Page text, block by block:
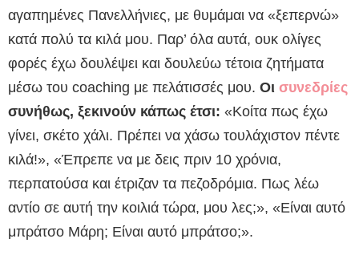
αγαπημένες Πανελλήνιες, με θυμάμαι να «ξεπερνώ»
κατά πολύ τα κιλά μου. Παρ’ όλα αυτά, ουκ ολίγες
φορές έχω δουλέψει και δουλεύω τέτοια ζητήματα
μέσω του coaching με πελάτισσές μου. Οι συνεδρίες
συνήθως, ξεκινούν κάπως έτσι: «Κοίτα πως έχω
γίνει, σκέτο χάλι. Πρέπει να χάσω τουλάχιστον πέντε
κιλά!», «Έπρεπε να με δεις πριν 10 χρόνια,
περπατούσα και έτριζαν τα πεζοδρόμια. Πως λέω
αντίο σε αυτή την κοιλιά τώρα, μου λες;», «Είναι αυτό
μπράτσο Μάρη; Είναι αυτό μπράτσο;».